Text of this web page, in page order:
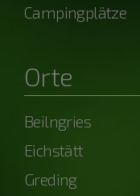
Campingplätze
Orte
Beilngries
Eichstätt
Greding